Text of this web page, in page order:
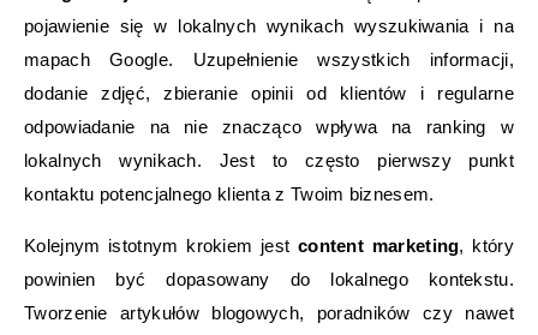
pojawienie się w lokalnych wynikach wyszukiwania i na
mapach Google. Uzupełnienie wszystkich informacji,
dodanie zdjęć, zbieranie opinii od klientów i regularne
odpowiadanie na nie znacząco wpływa na ranking w
lokalnych wynikach. Jest to często pierwszy punkt
kontaktu potencjalnego klienta z Twoim biznesem.
Kolejnym istotnym krokiem jest content marketing, który
powinien być dopasowany do lokalnego kontekstu.
Tworzenie artykułów blogowych, poradników czy nawet